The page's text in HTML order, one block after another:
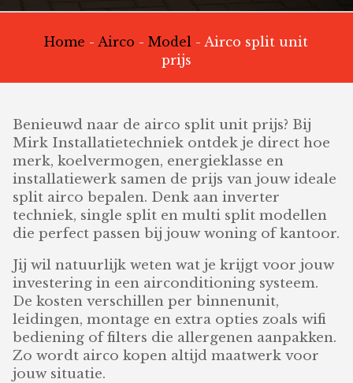
Home - Airco -Model - Airco split unit
prijs
Benieuwd naar de airco split unit prijs? Bij
Mirk Installatietechniek ontdek je direct hoe
merk, koelvermogen, energieklasse en
installatiewerk samen de prijs van jouw ideale
split airco bepalen. Denk aan inverter
techniek, single split en multi split modellen
die perfect passen bij jouw woning of kantoor.
Jij wil natuurlijk weten wat je krijgt voor jouw
investering in een airconditioning systeem.
De kosten verschillen per binnenunit,
leidingen, montage en extra opties zoals wifi
bediening of filters die allergenen aanpakken.
Zo wordt airco kopen altijd maatwerk voor
jouw situatie.